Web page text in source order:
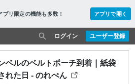
プリ限定の機能も多数！ アプリで開く
ユーザー登録
ログイン
ベルのベルトポーチ到着｜紙袋
れた日 - のれぺん